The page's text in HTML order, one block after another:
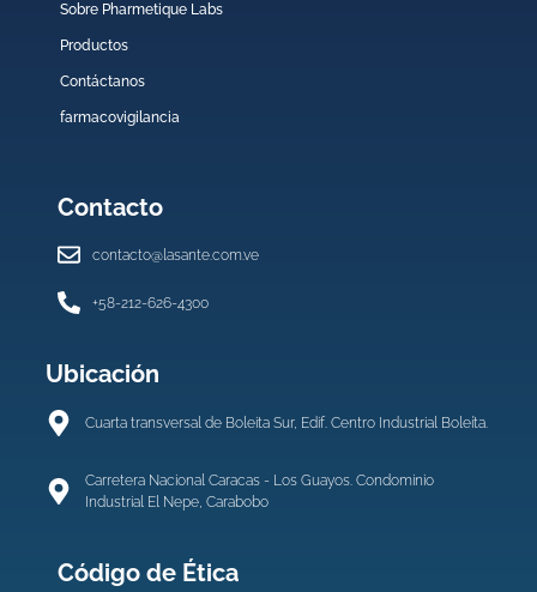
Sobre Pharmetique Labs
Productos
Contáctanos
farmacovigilancia
Contacto
contacto@lasante.com.ve
+58-212-626-4300
Ubicación
Cuarta transversal de Boleita Sur, Edif. Centro Industrial Boleíta.
Carretera Nacional Caracas - Los Guayos. Condominio
Industrial El Nepe, Carabobo
Código de Ética